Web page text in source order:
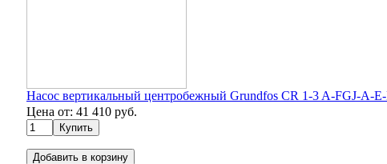
Насос вертикальный центробежный Grundfos CR 1-3 A-FGJ-A-
Цена от: 41 410 руб.
Добавить в корзину